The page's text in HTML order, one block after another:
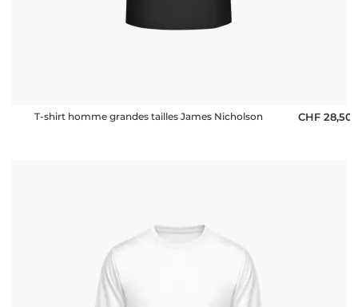
T-shirt homme grandes tailles James Nicholson CHF 28,50